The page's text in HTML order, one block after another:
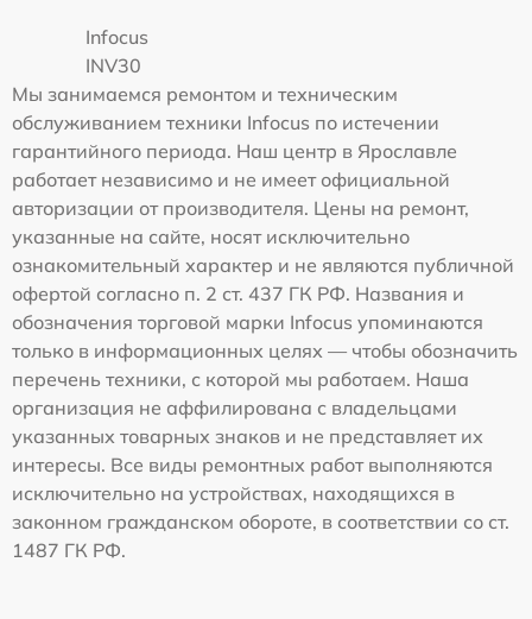
Infocus
INV30
Мы занимаемся ремонтом и техническим
обслуживанием техники Infocus по истечении
гарантийного периода. Наш центр в Ярославле
работает независимо и не имеет официальной
авторизации от производителя. Цены на ремонт,
указанные на сайте, носят исключительно
ознакомительный характер и не являются публичной
офертой согласно п. 2 ст. 437 ГК РФ. Названия и
обозначения торговой марки Infocus упоминаются
только в информационных целях — чтобы обозначить
перечень техники, с которой мы работаем. Наша
организация не аффилирована с владельцами
указанных товарных знаков и не представляет их
интересы. Все виды ремонтных работ выполняются
исключительно на устройствах, находящихся в
законном гражданском обороте, в соответствии со ст.
1487 ГК РФ.